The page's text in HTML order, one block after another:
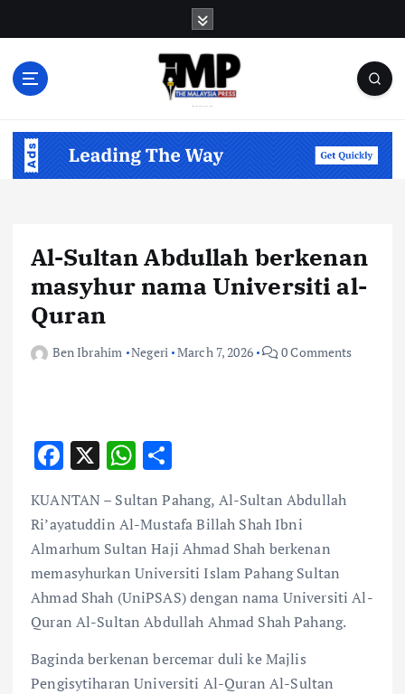
Al-Sultan Abdullah berkenan
masyhur nama Universiti al-
Quran
Ben Ibrahim Negeri March 7, 2026 0 Comments
F
e
b
o
o
k
X W
at
s
A
p
p
h
ar
e
KUANTAN – Sultan Pahang, Al-Sultan Abdullah
Ri’ayatuddin Al-Mustafa Billah Shah Ibni
Almarhum Sultan Haji Ahmad Shah berkenan
memasyhurkan Universiti Islam Pahang Sultan
Ahmad Shah (UniPSAS) dengan nama Universiti Al-
Quran Al-Sultan Abdullah Ahmad Shah Pahang.
Baginda berkenan bercemar duli ke Majlis
Pengisytiharan Universiti Al-Quran Al-Sultan